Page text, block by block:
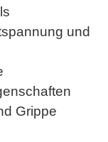
und
Grippe